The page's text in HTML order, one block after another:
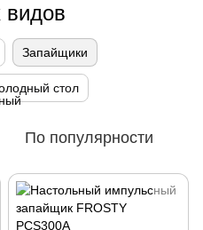
видов
Запайщики
стол
По популярности